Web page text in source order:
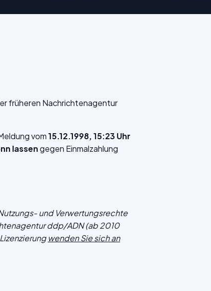
früheren Nachrichtenagentur
vom15.12.1998, 15:23 Uhr
lassengegen Einmalzahlung
und Verwertungsrechte
ddp/ADN (ab 2010
wenden Sie sich an